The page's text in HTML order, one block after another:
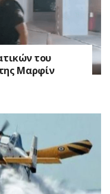
του
Μαρφίν